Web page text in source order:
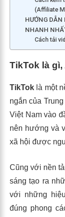
(Affiliate
HƯỚNG DẪN
NHANH
Cách tải
TikTok là
TikTok là một
ngắn của
Việt Nam vào
nên hướng và
xã hội được
Cũng với nền
sáng tạo ra
với những
đúng phong